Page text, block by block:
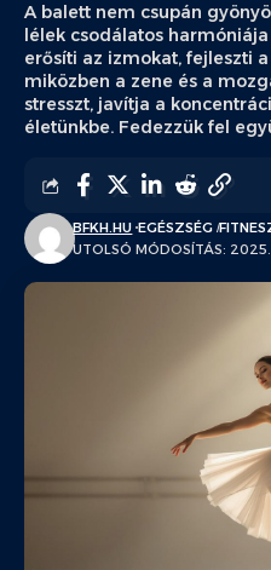
A balett nem csupán
lélek csodálatos
erősíti az izmokat, fejleszti
miközben a zene és a
stresszt, javítja a
életünkbe. Fedezzük fel
UTOLSÓ MÓDOSÍTÁS:
BFKH.HU EGÉSZSÉG